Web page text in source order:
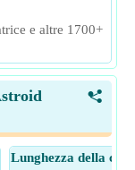
e altre 1700+
<
Lunghezza della